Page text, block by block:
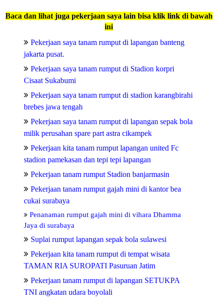
Baca dan lihat juga pekerjaan saya lain bisa klik link di bawah
ini
Pekerjaan saya tanam rumput di lapangan banteng
jakarta pusat.
Pekerjaan saya tanam rumput di Stadion korpri
Cisaat Sukabumi
Pekerjaan saya tanam rumput di stadion karangbirahi
brebes jawa tengah
Pekerjaan saya tanam rumput di lapangan sepak bola
milik perusahan spare part astra cikampek
Pekerjaan kita tanam rumput lapangan united Fc
stadion pamekasan dan tepi tepi lapangan
Pekerjaan tanam rumput Stadion banjarmasin
Pekerjaan tanam rumput gajah mini di kantor bea
cukai surabaya
Penanaman rumput gajah mini di vihara Dhamma
Jaya di surabaya
Suplai rumput lapangan sepak bola sulawesi
Pekerjaan kita tanam rumput di tempat wisata
TAMAN RIA SUROPATI Pasuruan Jatim
Pekerjaan tanam rumput di lapangan SETUKPA
TNI angkatan udara boyolali